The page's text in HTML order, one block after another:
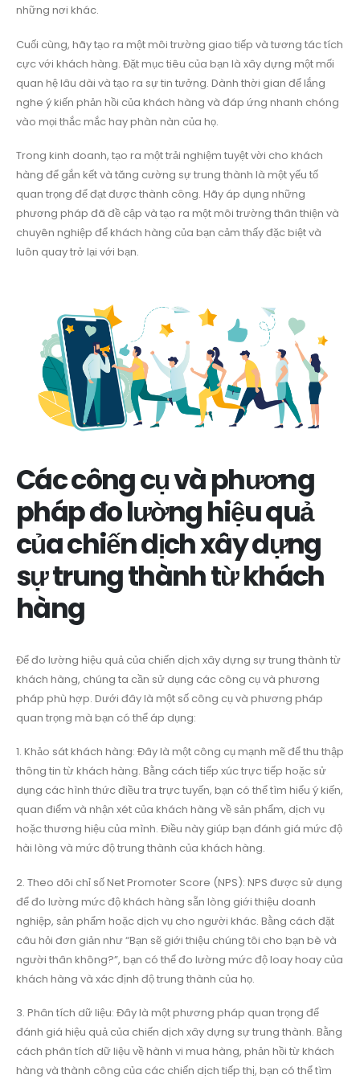
những nơi khác.
Cuối cùng, hãy tạo ra một môi trường giao tiếp và tương tác tích
cực với khách hàng. Đặt mục tiêu của bạn là xây dựng một mối
quan hệ lâu dài và tạo ra sự tin tưởng. Dành thời gian để lắng
nghe ý kiến phản hồi của khách hàng và đáp ứng nhanh chóng
vào mọi thắc mắc hay phàn nàn của họ.
Trong kinh doanh, tạo ra một trải nghiệm tuyệt vời cho khách
hàng để gắn kết và tăng cường sự trung thành là một yếu tố
quan trọng để đạt được thành công. Hãy áp dụng những
phương pháp đã đề cập và tạo ra một môi trường thân thiện và
chuyên nghiệp để khách hàng của bạn cảm thấy đặc biệt và
luôn quay trở lại với bạn.
Các công cụ và phương
pháp đo lường hiệu quả
của chiến dịch xây dựng
sự trung thành từ khách
hàng
Để đo lường hiệu quả của chiến dịch xây dựng sự trung thành từ
khách hàng, chúng ta cần sử dụng các công cụ và phương
pháp phù hợp. Dưới đây là một số công cụ và phương pháp
quan trọng mà bạn có thể áp dụng:
1. Khảo sát khách hàng: Đây là một công cụ mạnh mẽ để thu thập
thông tin từ khách hàng. Bằng cách tiếp xúc trực tiếp hoặc sử
dụng các hình thức điều tra trực tuyến, bạn có thể tìm hiểu ý kiến,
quan điểm và nhận xét của khách hàng về sản phẩm, dịch vụ
hoặc thương hiệu của mình. Điều này giúp bạn đánh giá mức độ
hài lòng và mức độ trung thành của khách hàng.
2. Theo dõi chỉ số Net Promoter Score (NPS): NPS được sử dụng
để đo lường mức độ khách hàng sẵn lòng giới thiệu doanh
nghiệp, sản phẩm hoặc dịch vụ cho người khác. Bằng cách đặt
câu hỏi đơn giản như “Bạn sẽ giới thiệu chúng tôi cho bạn bè và
người thân không?”, bạn có thể đo lường mức độ loay hoay của
khách hàng và xác định độ trung thành của họ.
3. Phân tích dữ liệu: Đây là một phương pháp quan trọng để
đánh giá hiệu quả của chiến dịch xây dựng sự trung thành. Bằng
cách phân tích dữ liệu về hành vi mua hàng, phản hồi từ khách
hàng và thành công của các chiến dịch tiếp thị, bạn có thể tìm